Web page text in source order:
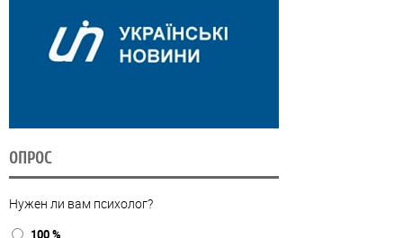
ОПРОС
Нужен ли вам психолог?
100 %